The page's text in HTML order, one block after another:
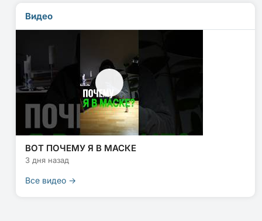
Видео
ВОТ ПОЧЕМУ Я В МАСКЕ
3 дня назад
Все видео →